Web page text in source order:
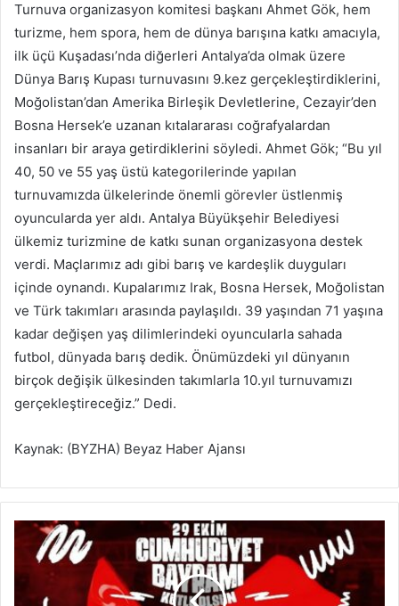
Turnuva organizasyon komitesi başkanı Ahmet Gök, hem
turizme, hem spora, hem de dünya barışına katkı amacıyla,
ilk üçü Kuşadası’nda diğerleri Antalya’da olmak üzere
Dünya Barış Kupası turnuvasını 9.kez gerçekleştirdiklerini,
Moğolistan’dan Amerika Birleşik Devletlerine, Cezayir’den
Bosna Hersek’e uzanan kıtalararası coğrafyalardan
insanları bir araya getirdiklerini söyledi. Ahmet Gök; “Bu yıl
40, 50 ve 55 yaş üstü kategorilerinde yapılan
turnuvamızda ülkelerinde önemli görevler üstlenmiş
oyuncularda yer aldı. Antalya Büyükşehir Belediyesi
ülkemiz turizmine de katkı sunan organizasyona destek
verdi. Maçlarımız adı gibi barış ve kardeşlik duyguları
içinde oynandı. Kupalarımız Irak, Bosna Hersek, Moğolistan
ve Türk takımları arasında paylaşıldı. 39 yaşından 71 yaşına
kadar değişen yaş dilimlerindeki oyuncularla sahada
futbol, dünyada barış dedik. Önümüzdeki yıl dünyanın
birçok değişik ülkesinden takımlarla 10.yıl turnuvamızı
gerçekleştireceğiz.” Dedi.
Kaynak: (BYZHA) Beyaz Haber Ajansı
Ü